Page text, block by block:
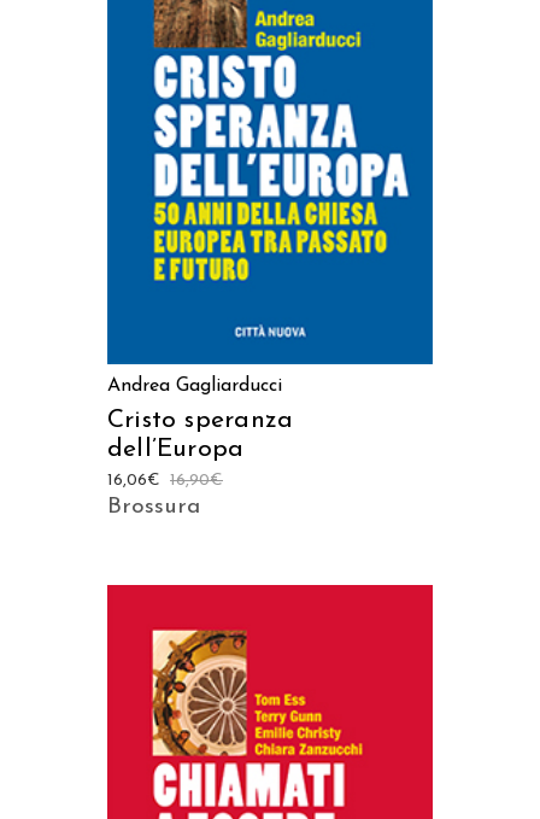
AGGIUNGI AL CARRELLO
Andrea Gagliarducci
Cristo speranza
dell’Europa
16,90€
16,06€
Brossura